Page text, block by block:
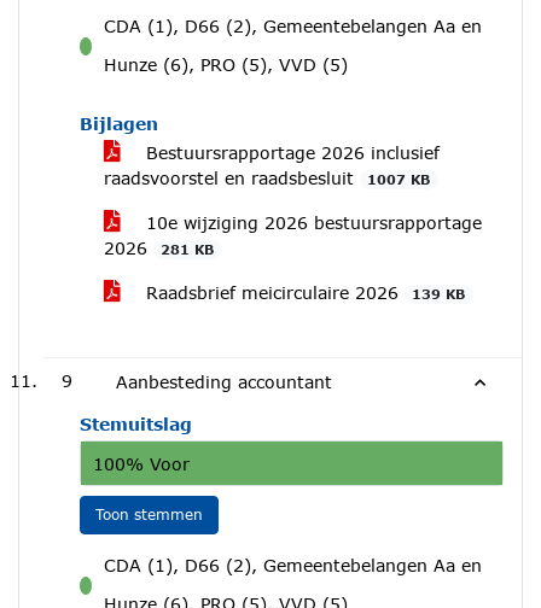
voor
CDA (1), D66 (2), Gemeentebelangen Aa en
Hunze (6), PRO (5), VVD (5)
Bijlagen
Bestuursrapportage 2026 inclusief
raadsvoorstel en raadsbesluit
1007 KB
10e wijziging 2026 bestuursrapportage
2026
281 KB
Raadsbrief meicirculaire 2026 139 KB
9 Aanbesteding accountant
Stemuitslag
100% Voor
Toon stemmen
voor
CDA (1), D66 (2), Gemeentebelangen Aa en
Hunze (6), PRO (5), VVD (5)